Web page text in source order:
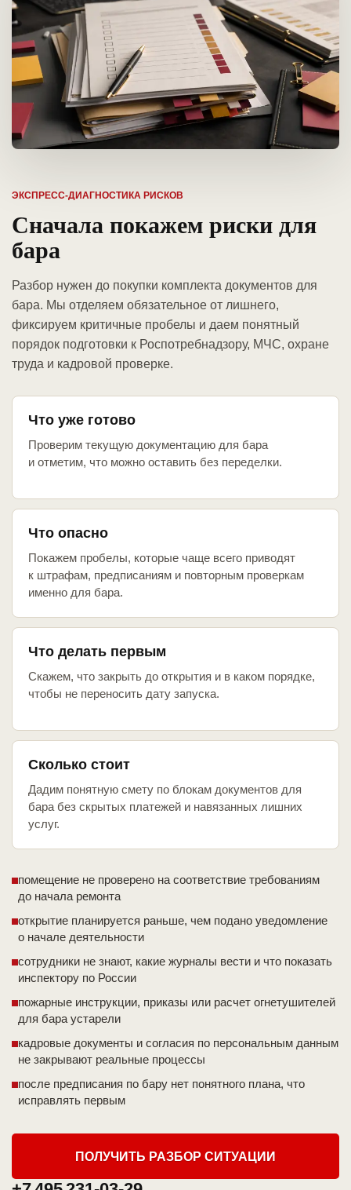
ЭКСПРЕСС-ДИАГНОСТИКА РИСКОВ
Сначала покажем риски для
бара
Разбор нужен до покупки комплекта документов для
бара. Мы отделяем обязательное от лишнего,
фиксируем критичные пробелы и даем понятный
порядок подготовки к Роспотребнадзору, МЧС, охране
труда и кадровой проверке.
Что уже готово
Проверим текущую документацию для бара
и отметим, что можно оставить без переделки.
Что опасно
Покажем пробелы, которые чаще всего приводят
к штрафам, предписаниям и повторным проверкам
именно для бара.
Что делать первым
Скажем, что закрыть до открытия и в каком порядке,
чтобы не переносить дату запуска.
Сколько стоит
Дадим понятную смету по блокам документов для
бара без скрытых платежей и навязанных лишних
услуг.
помещение не проверено на соответствие требованиям
до начала ремонта
открытие планируется раньше, чем подано уведомление
о начале деятельности
сотрудники не знают, какие журналы вести и что показать
инспектору по России
пожарные инструкции, приказы или расчет огнетушителей
для бара устарели
кадровые документы и согласия по персональным данным
не закрывают реальные процессы
после предписания по бару нет понятного плана, что
исправлять первым
ПОЛУЧИТЬ РАЗБОР СИТУАЦИИ